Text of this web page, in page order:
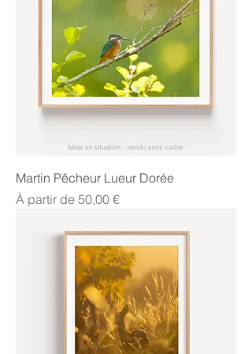
Martin Pêcheur Lueur Dorée
À partir de 50,00 €
Prix promotionnel